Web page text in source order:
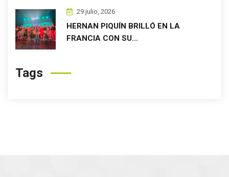
29 julio, 2026
HERNAN PIQUÍN BRILLÓ EN LA
FRANCIA CON SU…
Tags